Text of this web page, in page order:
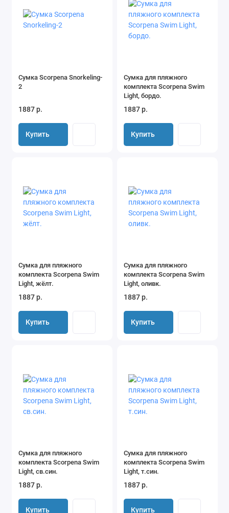
Сумка Scorpena Snorkeling-
2
1887 р.
Купить
Сумка для пляжного
комплекта Scorpena Swim
Light, бордо.
1887 р.
Купить
Сумка для пляжного
комплекта Scorpena Swim
Light, жёлт.
1887 р.
Купить
Сумка для пляжного
комплекта Scorpena Swim
Light, оливк.
1887 р.
Купить
Сумка для пляжного
комплекта Scorpena Swim
Light, св.син.
1887 р.
Купить
Сумка для пляжного
комплекта Scorpena Swim
Light, т.син.
1887 р.
Купить